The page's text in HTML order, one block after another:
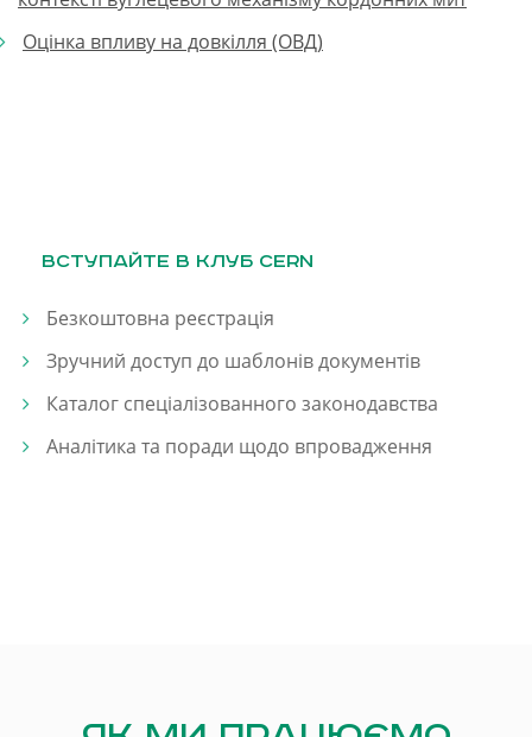
Оцінка впливу на довкілля (ОВД)
Вступайте в клуб CERN
Безкоштовна реєстрація
Зручний доступ до шаблонів документів
Каталог спеціалізованного законодавства
Аналітика та поради щодо впровадження